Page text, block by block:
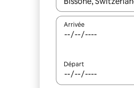
Arrivée
Départ